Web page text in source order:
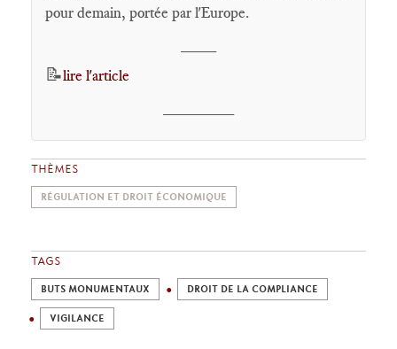
pour demain, portée par l'Europe.
📝lire l'article
THÈMES
RÉGULATION ET DROIT ÉCONOMIQUE
TAGS
BUTS MONUMENTAUX DROIT DE LA COMPLIANCE
VIGILANCE